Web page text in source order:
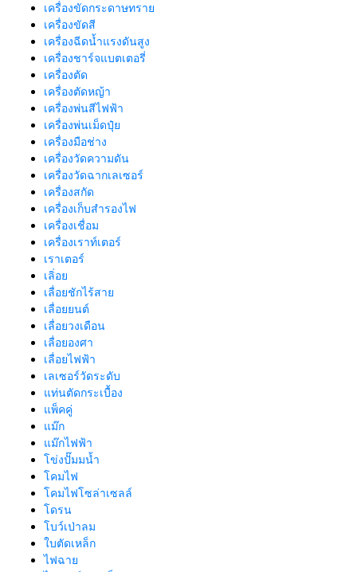
เครื่องขัดกระดาษทราย
เครื่องขัดสี
เครื่องฉีดน้ำแรงดันสูง
เครื่องชาร์จแบตเตอรี่
เครื่องตัด
เครื่องตัดหญ้า
เครื่องพ่นสีไฟฟ้า
เครื่องพ่นเม็ดปุ๋ย
เครื่องมือช่าง
เครื่องวัดความดัน
เครื่องวัดฉากเลเซอร์
เครื่องสกัด
เครื่องเก็บสํารองไฟ
เครื่องเชื่อม
เครื่องเราท์เตอร์
เราเตอร์
เลิ่อย
เลื่อยชักไร้สาย
เลื่อยยนต์
เลื่อยวงเดือน
เลื่อยองศา
เลื่อยไฟฟ้า
เลเซอร์วัดระดับ
แท่นตัดกระเบื้อง
แพ็คคู่
แม๊ก
แม๊กไฟฟ้า
โข่งปั๊มมน้ำ
โคมไฟ
โคมไฟโซล่าเซลล์
โดรน
โบว์เป่าลม
ใบตัดเหล็ก
ไฟฉาย